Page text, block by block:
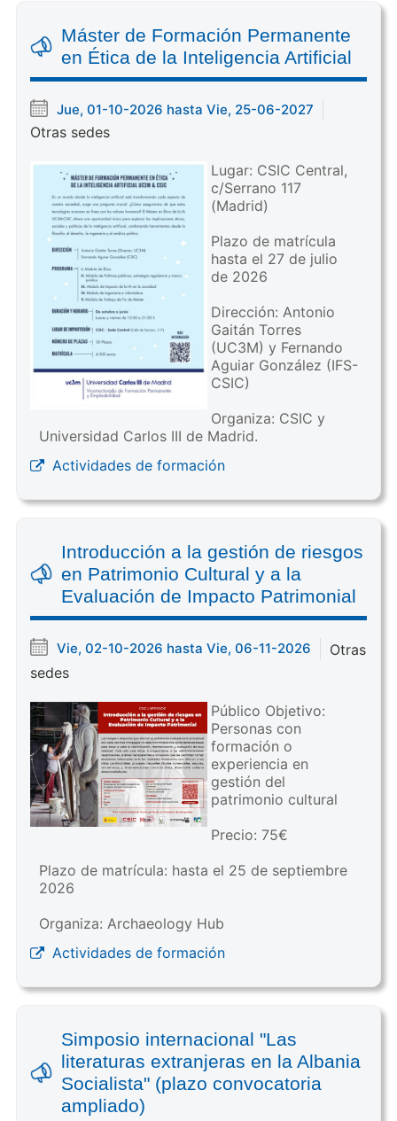
Máster de Formación Permanente
en Ética de la Inteligencia Artificial
Jue, 01-10-2026 hasta Vie, 25-06-2027
Otras sedes
Lugar: CSIC Central,
c/Serrano 117
(Madrid)
Plazo de matrícula
hasta el 27 de julio
de 2026
Dirección: Antonio
Gaitán Torres
(UC3M) y Fernando
Aguiar González (IFS-
CSIC)
Organiza: CSIC y
Universidad Carlos III de Madrid.
Actividades de formación
Introducción a la gestión de riesgos
en Patrimonio Cultural y a la
Evaluación de Impacto Patrimonial
Vie, 02-10-2026 hasta Vie, 06-11-2026
Otras
sedes
Público Objetivo:
Personas con
formación o
experiencia en
gestión del
patrimonio cultural
Precio: 75€
Plazo de matrícula: hasta el 25 de septiembre
2026
Organiza: Archaeology Hub
Actividades de formación
Simposio internacional "Las
literaturas extranjeras en la Albania
Socialista" (plazo convocatoria
ampliado)